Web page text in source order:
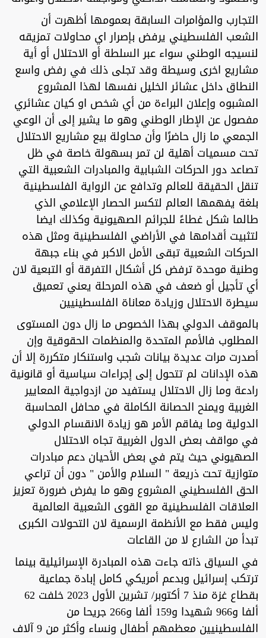
التجارب والمؤامرات السابقة بعمومها أظهرت أن
الشعب الفلسطيني يرفض بإصرار اي محاولات تمزيقه
لنسيجه الوطني سواء عبر السلطة أو الاحتلال أو أية
مشاريع اخرى وسيطة وقد تجلى ذلك في رفض واسع
النطاق داخل عشائر الخليل نفسها لهذا المشروع
المشبوه وإعلان البراءة من أي شخص او كيان عشائري
مفصول عن الإطار الوطني وهو ما يشير إلى أن الوعي
الجمعي ما زال حاضرًا وأن محاولة بيع مشاريع الاحتلال
تحت مسميات أهلية لن تمر بسهولة خاصة في ظل
تصاعد دور الحركات الشبابية والمبادرات الشعبية التي
تنقل الحقيقة للعالم وتدافع عن الرواية الفلسطينية
بلغة يفهمها العالم لتكسر الحصار الإعلامي الذي
طالما شكل غطاءً للجرائم الصهيونية وكذلك ايضا
لتثبيت أقدامها في الأراضي الفلسطينية ومثل هذه
الحركات الشعبية تبقى الأمل الاكبر في بناء جبهة
وطنية موحدة ترفض كل أشكال التفرقة أو التبعية لان
أي تأجيل أو ضعف في هذه المرحلة يعني تعميق
سيطرة الاحتلال وزيادة معاناة الفلسطينيين
بالموقف الدولي بهذا الخصوص ما زال دون المستوى
المطلوب فالأمم المتحدة والمنظمات الحقوقية وإن
أصدرت مرات عديدة بيانات شجب واستنكار متكررة إلا أن
هذه الإدانات لم تتحول إلى إجراءات سياسية أو قانونية
رادعة وما زال الاحتلال يستفيد من ازدواجية المعايير
الغربية ويمنح الحصانة الكاملة في محافل المحاسبة
الدولية وما يفاقم الأمر هو زيادة الانقسام الدولي
في مواقف بعض الدول الغربية تجاه الاحتلال
الصهيوني حيث يتم في بعض الأحيان دعم مبادرات
متوازية تحت ذريعة " السلام والأمن " دون أن تراعي
الحق الفلسطيني المشروع وهو ما يفرض ضرورة تعزيز
العلاقات الفلسطينية مع القوى الشعبية العالمية
وليس فقط مع الأنظمة الرسمية لان التحولات الكبرى
تبدأ من الشارع لا من القاعات
في السياق ذاته جاءت هذه المبادرة الإسرائيلية بينما
ترتكب إسرائيل وبدعم أمريكي كامل إبادة جماعية
بقطاع غزة منذ 7 أكتوبر/ تشرين الأول 2023 خلفت 62
ألفا و966 شهيدا و159 ألفا و266 جريحا من
الفلسطينيين معظمهم أطفال ونساء وأكثر من 9 آلاف